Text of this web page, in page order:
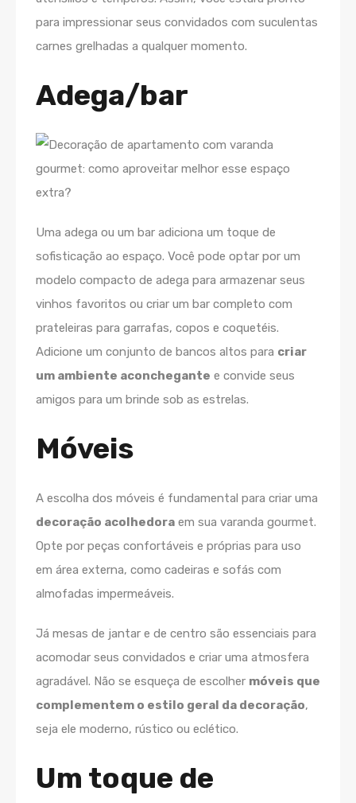
para impressionar seus convidados com suculentas
carnes grelhadas a qualquer momento.
Adega/bar
Uma adega ou um bar adiciona um toque de
sofisticação ao espaço. Você pode optar por um
modelo compacto de adega para armazenar seus
vinhos favoritos ou criar um bar completo com
prateleiras para garrafas, copos e coquetéis.
Adicione um conjunto de bancos altos para criar
um ambiente aconchegante e convide seus
amigos para um brinde sob as estrelas.
Móveis
A escolha dos móveis é fundamental para criar uma
decoração acolhedora em sua varanda gourmet.
Opte por peças confortáveis e próprias para uso
em área externa, como cadeiras e sofás com
almofadas impermeáveis.
Já mesas de jantar e de centro são essenciais para
acomodar seus convidados e criar uma atmosfera
agradável. Não se esqueça de escolher móveis que
complementem o estilo geral da decoração,
seja ele moderno, rústico ou eclético.
Um toque de